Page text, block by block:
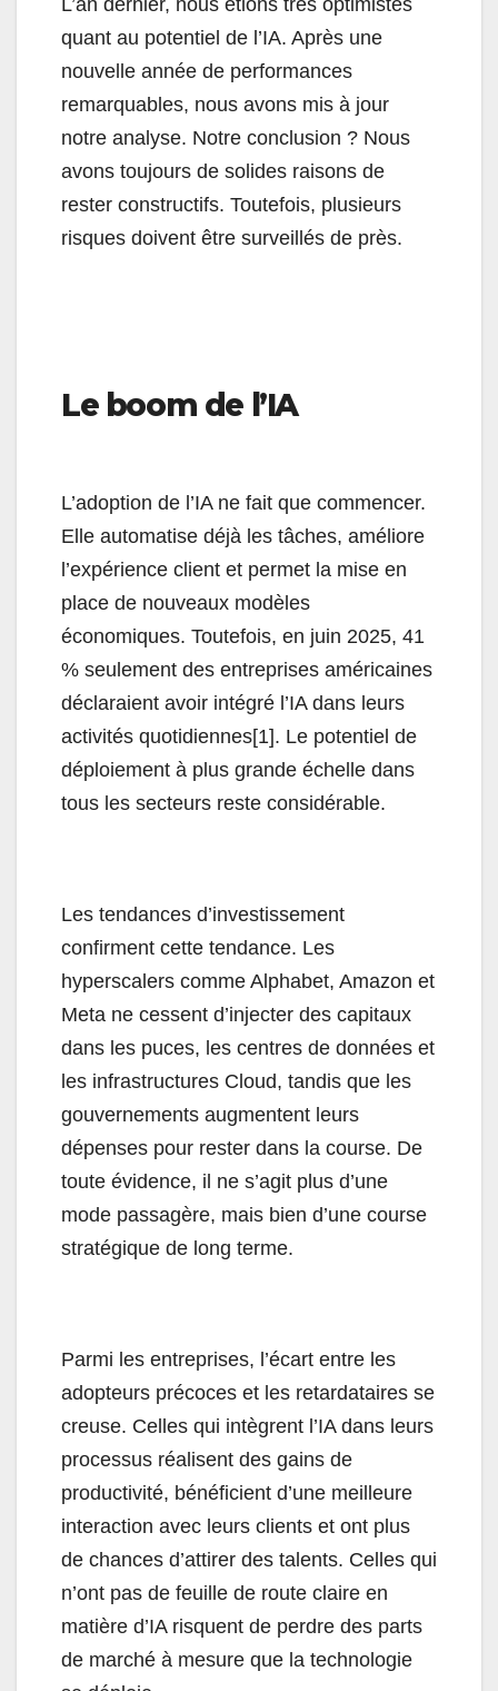
L’an dernier, nous étions très optimistes
quant au potentiel de l’IA. Après une
nouvelle année de performances
remarquables, nous avons mis à jour
notre analyse. Notre conclusion ? Nous
avons toujours de solides raisons de
rester constructifs. Toutefois, plusieurs
risques doivent être surveillés de près.
Le boom de l’IA
L’adoption de l’IA ne fait que commencer.
Elle automatise déjà les tâches, améliore
l’expérience client et permet la mise en
place de nouveaux modèles
économiques. Toutefois, en juin 2025, 41
% seulement des entreprises américaines
déclaraient avoir intégré l’IA dans leurs
activités quotidiennes[1]. Le potentiel de
déploiement à plus grande échelle dans
tous les secteurs reste considérable.
Les tendances d’investissement
confirment cette tendance. Les
hyperscalers comme Alphabet, Amazon et
Meta ne cessent d’injecter des capitaux
dans les puces, les centres de données et
les infrastructures Cloud, tandis que les
gouvernements augmentent leurs
dépenses pour rester dans la course. De
toute évidence, il ne s’agit plus d’une
mode passagère, mais bien d’une course
stratégique de long terme.
Parmi les entreprises, l’écart entre les
adopteurs précoces et les retardataires se
creuse. Celles qui intègrent l’IA dans leurs
processus réalisent des gains de
productivité, bénéficient d’une meilleure
interaction avec leurs clients et ont plus
de chances d’attirer des talents. Celles qui
n’ont pas de feuille de route claire en
matière d’IA risquent de perdre des parts
de marché à mesure que la technologie